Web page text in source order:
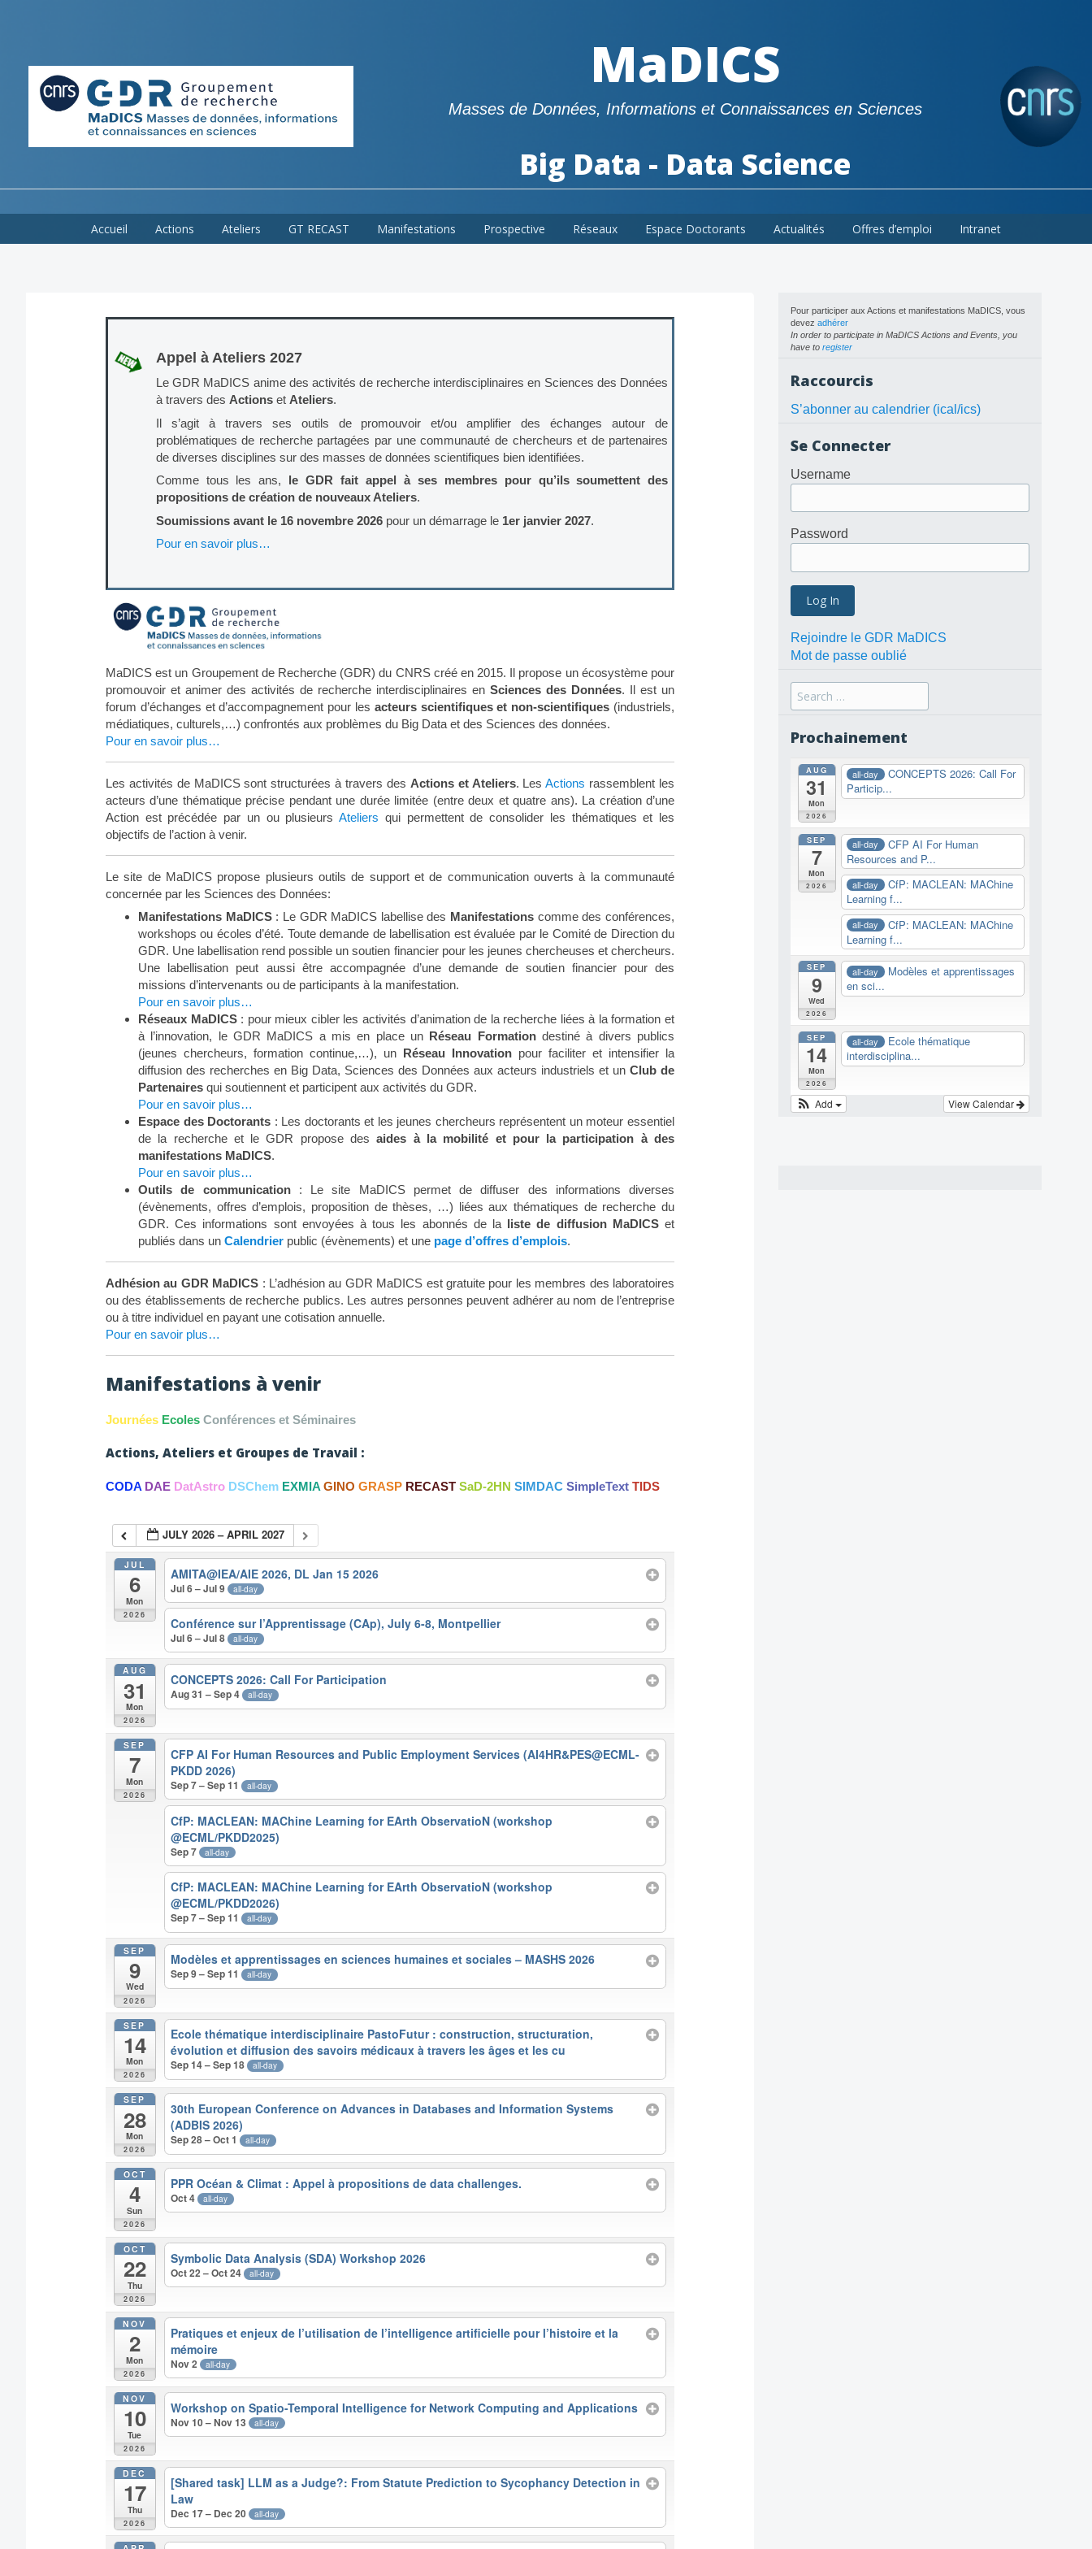
MaDICS
Masses de Données, Informations et Connaissances en Sciences
Big Data - Data Science
to
Accueil Actions Ateliers GT RECAST Manifestations Prospective Réseaux Espace Doctorants Actualités Offres d’emploi Intranet
Appel à Ateliers 2027
Le GDR MaDICS anime des activités de recherche interdisciplinaires en Sciences des Données
à travers des Actionset Ateliers.
Il s’agit à travers ses outils de promouvoir et/ou amplifier des échanges autour de
problématiques de recherche partagées par une communauté de chercheurs et de partenaires
de diverses disciplines sur des masses de données scientifiques bien identifiées.
Comme tous les ans, le GDR fait appel à ses membres pour qu’ils soumettent des
propositions de création de nouveaux Ateliers.
Soumissions avant le 16 novembre 2026pour un démarrage le 1er janvier 2027.
Pour en savoir plus…
MaDICS est un Groupement de Recherche (GDR) du CNRS créé en 2015. Il propose un écosystème pour
promouvoir et animer des activités de recherche interdisciplinaires en Sciences des Données. Il est un
forum d’échanges et d’accompagnement pour les acteurs scientifiques et non-scientifiques (industriels,
médiatiques, culturels,…) confrontés aux problèmes du Big Data et des Sciences des données.
Pour en savoir plus…
Les activités de MaDICS sont structurées à travers des Actions et Ateliers. LesActions rassemblent les
acteurs d’une thématique précise pendant une durée limitée (entre deux et quatre ans). La création d’une
Action est précédée par un ou plusieursAteliers qui permettent de consolider les thématiques et les
objectifs de l’action à venir.
Le site de MaDICS propose plusieurs outils de support et de communication ouverts à la communauté
concernée par les Sciences des Données:
Manifestations MaDICS: Le GDR MaDICS labellise des Manifestations comme des conférences,
workshops ou écoles d’été. Toute demande de labellisation est évaluée par le Comité de Direction du
GDR. Une labellisation rend possible un soutien financier pour les jeunes chercheuses et chercheurs.
Une labellisation peut aussi être accompagnée d’une demande de soutien financier pour des
missions d’intervenants ou de participants à la manifestation.
Pour en savoir plus…
Réseaux MaDICS: pour mieux cibler les activités d’animation de la recherche liées à la formation et
à l’innovation, le GDR MaDICS a mis en place un Réseau Formationdestiné à divers publics
(jeunes chercheurs, formation continue,…), un Réseau Innovation pour faciliter et intensifier la
diffusion des recherches en Big Data, Sciences des Données aux acteurs industriels et un Club de
Partenaires qui soutiennent et participent aux activités du GDR.
Pour en savoir plus…
Espace des Doctorants : Les doctorants et les jeunes chercheurs représentent un moteur essentiel
de la recherche et le GDR propose desaides à la mobilité et pour la participation à des
manifestations MaDICS.
Pour en savoir plus…
Outils de communication: Le site MaDICS permet de diffuser des informations diverses
(évènements, offres d’emplois, proposition de thèses, …) liées aux thématiques de recherche du
GDR. Ces informations sont envoyées à tous les abonnés de la liste de diffusion MaDICSet
publiés dans un Calendrier public (évènements) et une page d’offres d’emplois.
Adhésion au GDR MaDICS : L’adhésion au GDR MaDICS est gratuite pour les membres des laboratoires
ou des établissements de recherche publics. Les autres personnes peuvent adhérer au nom de l’entreprise
ou à titre individuel en payant une cotisation annuelle.
Pour en savoir plus…
Manifestations à venir
Journées Ecoles Conférences et Séminaires
Actions, Ateliers et Groupes de Travail :
CODA DAE DatAstro DSChem EXMIA GINO GRASP RECAST SaD-2HN SIMDAC SimpleText TIDS
JULY 2026 – APRIL 2027
JUL
6
Mon
2026
AMITA@IEA/AIE 2026, DL Jan 15 2026
Jul 6 – Jul 9 all-day
Conférence sur l’Apprentissage (CAp), July 6-8, Montpellier
Jul 6 – Jul 8 all-day
AUG
31
Mon
2026
CONCEPTS 2026: Call For Participation
Aug 31 – Sep 4 all-day
SEP
7
Mon
2026
CFP AI For Human Resources and Public Employment Services (AI4HR&PES@ECML-
PKDD 2026)
Sep 7 – Sep 11 all-day
CfP: MACLEAN: MAChine Learning for EArth ObservatioN (workshop
@ECML/PKDD2025)
Sep 7 all-day
CfP: MACLEAN: MAChine Learning for EArth ObservatioN (workshop
@ECML/PKDD2026)
Sep 7 – Sep 11 all-day
SEP
9
Wed
2026
Modèles et apprentissages en sciences humaines et sociales – MASHS 2026
Sep 9 – Sep 11 all-day
SEP
14
Mon
2026
Ecole thématique interdisciplinaire PastoFutur : construction, structuration,
évolution et diffusion des savoirs médicaux à travers les âges et les cu
Sep 14 – Sep 18 all-day
SEP
28
Mon
2026
30th European Conference on Advances in Databases and Information Systems
(ADBIS 2026)
Sep 28 – Oct 1 all-day
OCT
4
Sun
2026
PPR Océan & Climat : Appel à propositions de data challenges.
Oct 4 all-day
OCT
22
Thu
2026
Symbolic Data Analysis (SDA) Workshop 2026
Oct 22 – Oct 24 all-day
NOV
2
Mon
2026
Pratiques et enjeux de l’utilisation de l’intelligence artificielle pour l’histoire et la
mémoire
Nov 2 all-day
NOV
10
Tue
2026
Workshop on Spatio-Temporal Intelligence for Network Computing and Applications
Nov 10 – Nov 13 all-day
DEC
17
Thu
2026
[Shared task] LLM as a Judge?: From Statute Prediction to Sycophancy Detection in
Law
Dec 17 – Dec 20 all-day
Pour participer aux Actions et manifestations MaDICS, vous
devez adhérer
In order to participate in MaDICS Actions and Events, you
have to register
Raccourcis
S’abonner au calendrier (ical/ics)
Se Connecter
Username
Password
Rejoindre le GDR MaDICS
Mot de passe oublié
Search
for:
Prochainement
AUG
31
Mon
2026
all-day
CONCEPTS 2026: Call For
Particip...
SEP
7
Mon
2026
all-day
CFP AI For Human
Resources and P...
all-day
CfP: MACLEAN: MAChine
Learning f...
all-day
CfP: MACLEAN: MAChine
Learning f...
SEP
9
Wed
2026
all-day
Modèles et apprentissages
en sci...
SEP
14
Mon
2026
all-day
Ecole thématique
interdisciplina...
View Calendar
Add